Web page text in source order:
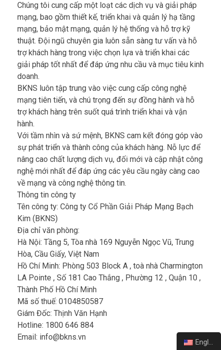
Chúng tôi cung cấp một loạt các dịch vụ và giải pháp
mạng, bao gồm thiết kế, triển khai và quản lý hạ tầng
mạng, bảo mật mạng, quản lý hệ thống và hỗ trợ kỹ
thuật. Đội ngũ chuyên gia luôn sẵn sàng tư vấn và hỗ
trợ khách hàng trong việc chọn lựa và triển khai các
giải pháp tốt nhất để đáp ứng nhu cầu và mục tiêu kinh
doanh.
BKNS luôn tập trung vào việc cung cấp công nghệ
mạng tiên tiến, và chú trọng đến sự đồng hành và hỗ
trợ khách hàng trên suốt quá trình triển khai và vận
hành.
Với tầm nhìn và sứ mệnh, BKNS cam kết đóng góp vào
sự phát triển và thành công của khách hàng. Nỗ lực để
nâng cao chất lượng dịch vụ, đối mới và cập nhật công
nghệ mới nhất để đáp ứng các yêu cầu ngày càng cao
về mạng và công nghệ thông tin.
Thông tin công ty
Tên công ty: Công ty Cổ Phần Giải Pháp Mạng Bạch
Kim (BKNS)
Địa chỉ văn phòng:
Hà Nội: Tầng 5, Tòa nhà 169 Nguyễn Ngọc Vũ, Trung
Hòa, Cầu Giấy, Việt Nam
Hồ Chí Minh: Phòng 503 Block A , toà nhà Charmington
LA Pointe , Số 181 Cao Thắng , Phường 12 , Quận 10 ,
Thành Phố Hồ Chí Minh
Mã số thuế: 0104850587
Giám Đốc: Thịnh Văn Hạnh
Hotline: 1800 646 884
Email: info@bkns.vn
English